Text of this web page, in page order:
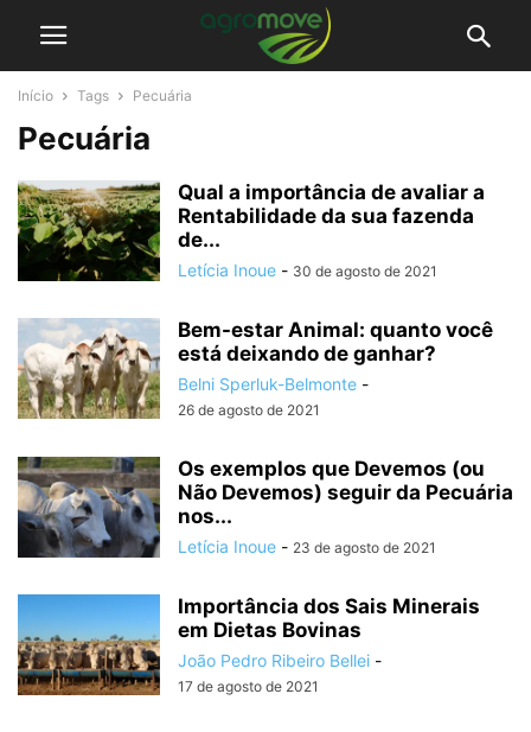
Início Tags Pecuária
Pecuária
Qual a importância de avaliar a
Rentabilidade da sua fazenda
de...
Letícia Inoue - 30 de agosto de 2021
Bem-estar Animal: quanto você
está deixando de ganhar?
Belni Sperluk-Belmonte -
26 de agosto de 2021
Os exemplos que Devemos (ou
Não Devemos) seguir da Pecuária
nos...
Letícia Inoue - 23 de agosto de 2021
Importância dos Sais Minerais
em Dietas Bovinas
João Pedro Ribeiro Bellei -
17 de agosto de 2021